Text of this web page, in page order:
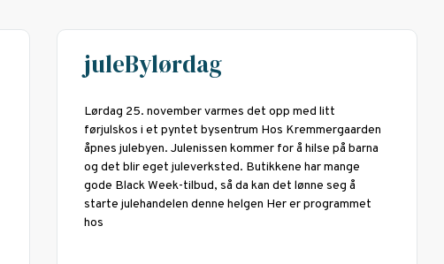
juleBylørdag
Lørdag 25. november varmes det opp med litt
førjulskos i et pyntet bysentrum Hos Kremmergaarden
åpnes julebyen. Julenissen kommer for å hilse på barna
og det blir eget juleverksted. Butikkene har mange
gode Black Week-tilbud, så da kan det lønne seg å
starte julehandelen denne helgen Her er programmet
hos